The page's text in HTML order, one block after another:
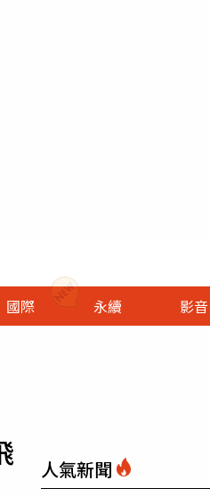
國際 永續 影音
人氣新聞